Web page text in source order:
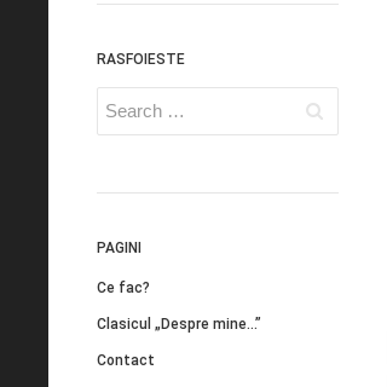
RASFOIESTE
PAGINI
Ce fac?
Clasicul „Despre mine…”
Contact